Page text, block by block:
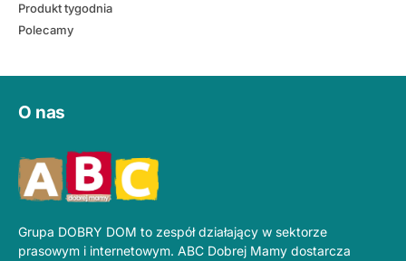
Produkt tygodnia
Polecamy
O nas
Grupa DOBRY DOM to zespół działający w sektorze
prasowym i internetowym. ABC Dobrej Mamy dostarcza